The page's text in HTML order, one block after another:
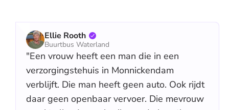
Ellie Rooth
Buurtbus Waterland
"Een vrouw heeft een man die in een
verzorgingstehuis in Monnickendam
verblijft. Die man heeft geen auto. Ook rijdt
daar geen openbaar vervoer. Die mevrouw